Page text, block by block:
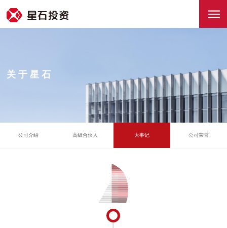
关于星石
公司介绍 高级合伙人 大事记 公司荣誉